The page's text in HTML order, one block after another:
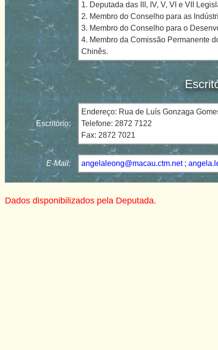
1. Deputada das III, IV, V, VI e VII
2. Membro do Conselho para as
3. Membro do Conselho para o
4. Membro da Comissão Permanente
Chinês.
Escritório:
Endereço: Rua de Luís Gonzaga
Telefone: 2872 7122
Fax: 2872 7021
E-Mail: angelaleong@macau.ctm.net ;
Dados disponibilizados pela Deputada.